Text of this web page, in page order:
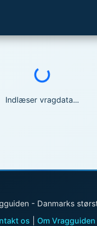
Indlæser...
Indlæser vragdata...
- Danmarks
os
Om Vragguiden